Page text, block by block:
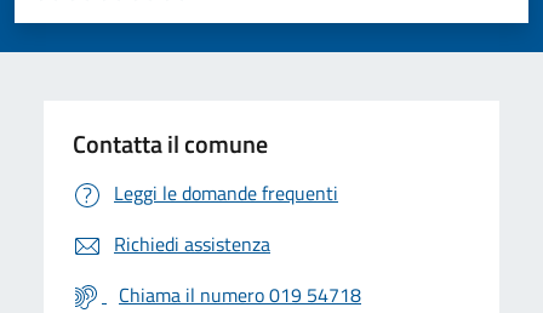
Valuta 5 stelle su 5
Valuta 4 stelle su 5
Valuta 3 stelle su 5
Valuta 2 stelle su 5
Valuta 1 stelle su 5
Contatta il comune
Leggi le domande frequenti
Richiedi assistenza
Chiama il numero 019 54718